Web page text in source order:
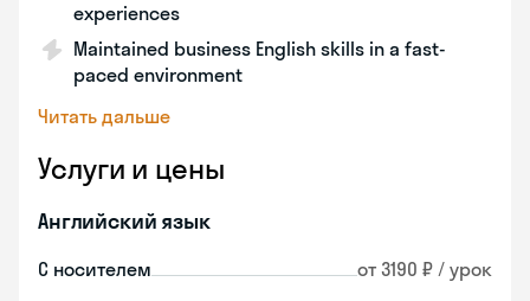
experiences
Maintained business English skills in a fast-
paced environment
Читать дальше
Услуги и цены
Английский язык
С носителем от 3190 ₽ / урок